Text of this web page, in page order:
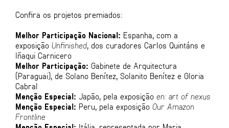
Confira os projetos premiados:
Melhor Participação Nacional: Espanha, com a
exposição Unfinished, dos curadores Carlos Quintáns e
Iñaqui Carnicero
Melhor Participação: Gabinete de Arquitectura
(Paraguai), de Solano Benítez, Solanito Benítez e Gloria
Cabral
Menção Especial: Japão, pela exposição en: art of nexus
Menção Especial: Peru, pela exposição Our Amazon
Frontline